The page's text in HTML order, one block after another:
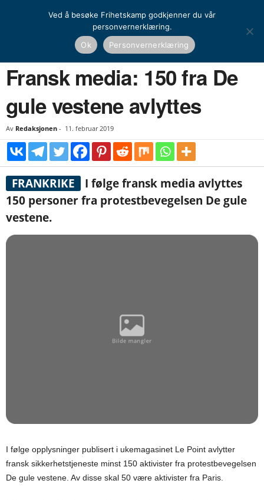
Fransk media: 150 fra De gule vestene avlyttes
Fransk media: 150 fra De
gule vestene avlyttes
Av Redaksjonen - 11. februar 2019
FRANKRIKE
I følge fransk media avlyttes
150 personer fra protestbevegelsen De gule
vestene.
I følge opplysninger publisert i ukemagasinet Le Point avlytter
fransk sikkerhetstjeneste minst 150 aktivister fra protestbevegelsen
De gule vestene. Av disse skal 50 være aktivister fra Paris.
Ved å besøke Frihetskamp godkjenner du vår
personvernerklæring.
Ok
Personvernerklæring